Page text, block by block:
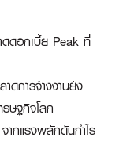
ดดอกเบี้ย Peak ที่
ดการจ้างงานยัง
รษฐกิจโลก
ากแรงผลักดันกำไร